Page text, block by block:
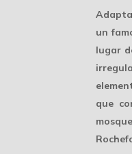
un
lugar
que